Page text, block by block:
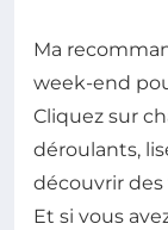
Ma
week-end
Cliquez sur
déroulants,
découvrir
Et si vous